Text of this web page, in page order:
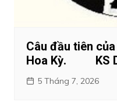
Câu đầu tiên
Hoa Kỳ. KS
5 Tháng 7, 2026